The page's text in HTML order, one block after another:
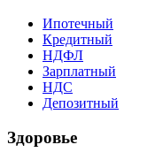
Ипотечный
Кредитный
НДФЛ
Зарплатный
НДС
Депозитный
Здоровье